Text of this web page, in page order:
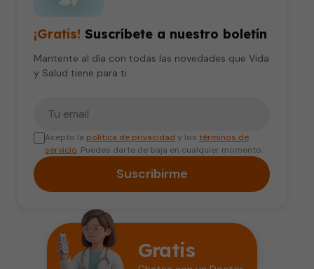
¡Gratis! Suscríbete a nuestro boletín
Mantente al día con todas las novedades que Vida
y Salud tiene para ti.
Acepto la política de privacidad y los términos de
servicio. Puedes darte de baja en cualquier momento.
Suscribirme
Gratis